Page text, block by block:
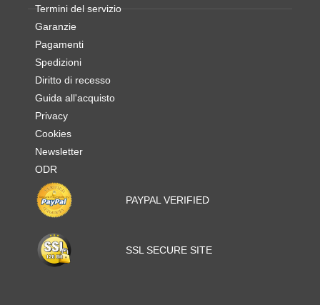
Termini del servizio
Garanzie
Pagamenti
Spedizioni
Diritto di recesso
Guida all'acquisto
Privacy
Cookies
Newsletter
ODR
PAYPAL VERIFIED
SSL SECURE SITE